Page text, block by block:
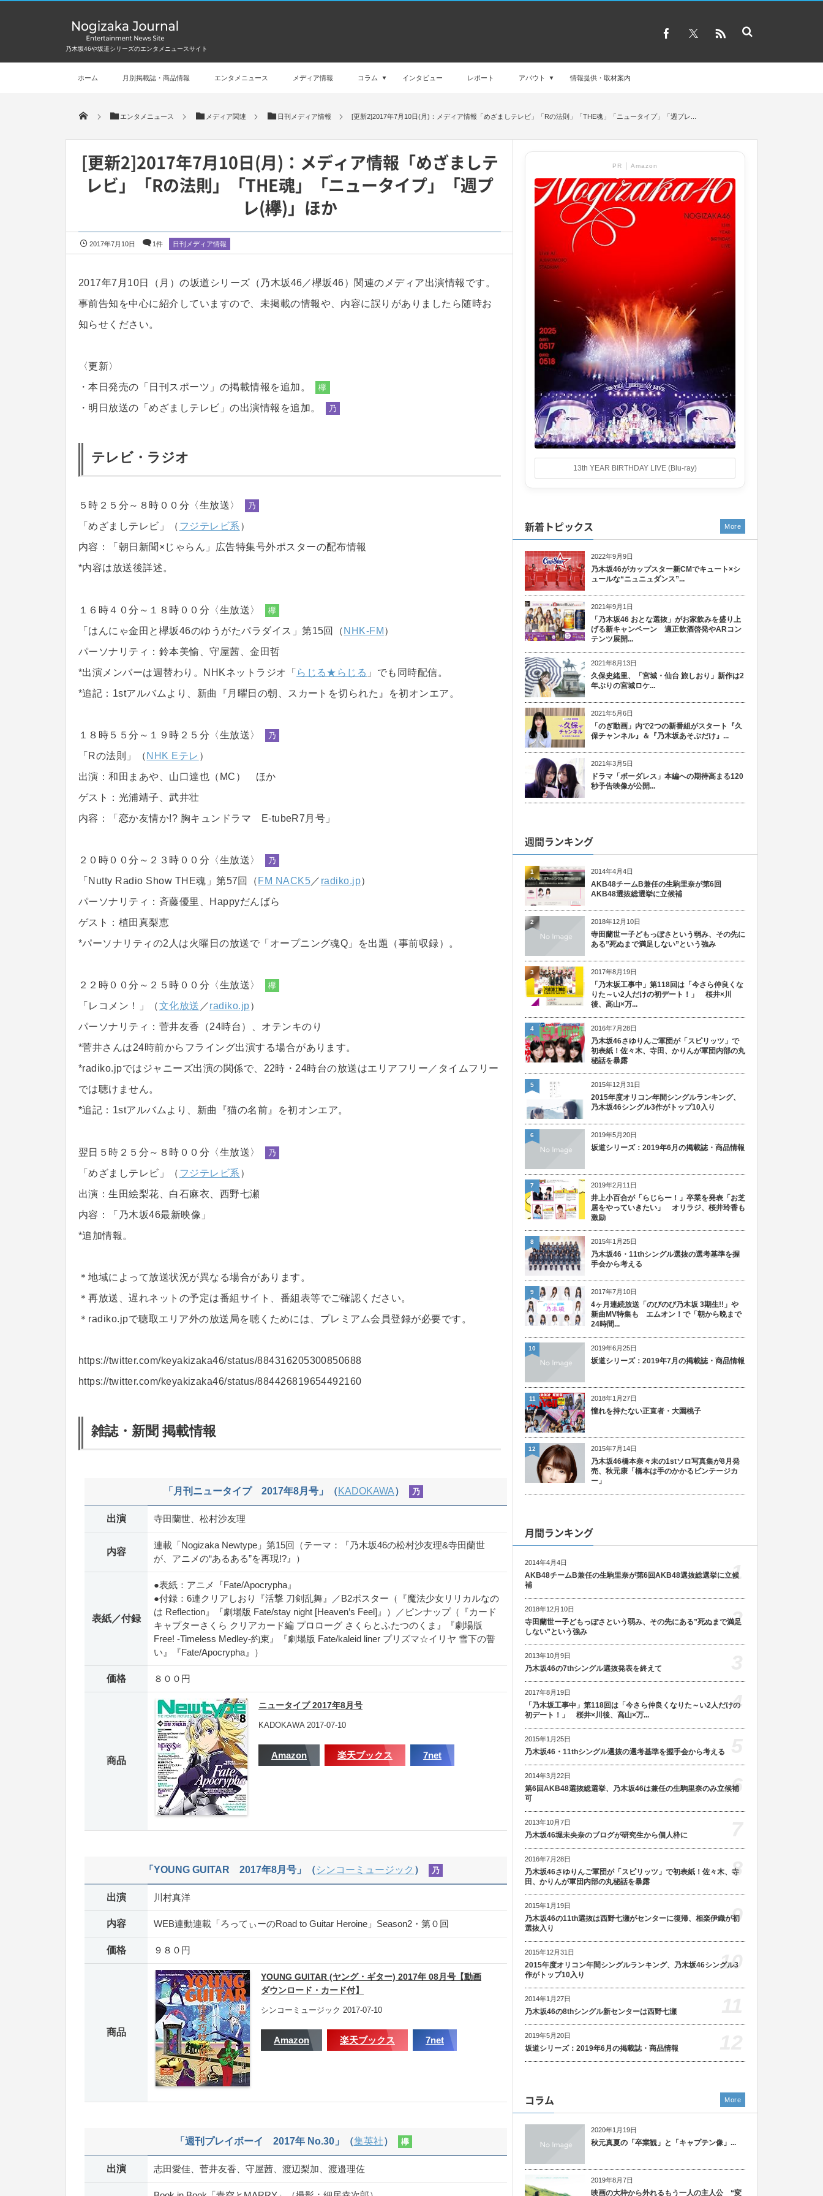
乃木坂46や坂道シリーズのエンタメニュースサイト
ホーム 月別掲載誌・商品情報 エンタメニュース メディア情報 コラム インタビュー レポート アバウト 情報提供・取材案内
エンタメニュース メディア関連 日刊メディア情報 [更新2]2017年7月10日(月)：メディア情報「めざましテレビ」「Rの法則」「THE魂」「ニュータイプ」「週プレ...
[更新2]2017年7月10日(月)：メディア情報「めざましテ
レビ」「Rの法則」「THE魂」「ニュータイプ」「週プ
レ(欅)」ほか
2017年7月10日 1件 日刊メディア情報
2017年7月10日（月）の坂道シリーズ（乃木坂46／欅坂46）関連のメディア出演情報です。
事前告知を中心に紹介していますので、未掲載の情報や、内容に誤りがありましたら随時お
知らせください。
〈更新〉
・本日発売の「日刊スポーツ」の掲載情報を追加。
欅
・明日放送の「めざましテレビ」の出演情報を追加。 乃
テレビ・ラジオ
５時２５分～８時００分〈生放送〉 乃
「めざましテレビ」（ フジテレビ系 ）
内容：「朝日新聞×じゃらん」広告特集号外ポスターの配布情報
*内容は放送後詳述。
１６時４０分～１８時００分〈生放送〉 欅
「はんにゃ金田と欅坂46のゆうがたパラダイス」第15回（ NHK-FM ）
パーソナリティ：鈴本美愉、守屋茜、金田哲
*出演メンバーは週替わり。NHKネットラジオ「 らじる★らじる 」でも同時配信。
*追記：1stアルバムより、新曲『月曜日の朝、スカートを切られた』を初オンエア。
１８時５５分～１９時２５分〈生放送〉 乃
「Rの法則」（ NHK Eテレ ）
出演：和田まあや、山口達也（MC） ほか
ゲスト：光浦靖子、武井壮
内容：「恋か友情か!? 胸キュンドラマ E-tubeR7月号」
２０時００分～２３時００分〈生放送〉 乃
「Nutty Radio Show THE魂」第57回（ FM NACK5 ／ radiko.jp）
パーソナリティ：斉藤優里、Happyだんばら
ゲスト：植田真梨恵
*パーソナリティの2人は火曜日の放送で「オープニング魂Q」を出題（事前収録）。
２２時００分～２５時００分〈生放送〉 欅
「レコメン！」（文化放送 ／radiko.jp）
パーソナリティ：菅井友香（24時台）、オテンキのり
*菅井さんは24時前からフライング出演する場合があります。
*radiko.jpではジャニーズ出演の関係で、22時・24時台の放送はエリアフリー／タイムフリー
では聴けません。
*追記：1stアルバムより、新曲『猫の名前』を初オンエア。
翌日５時２５分～８時００分〈生放送〉 乃
「めざましテレビ」（ フジテレビ系 ）
出演：生田絵梨花、白石麻衣、西野七瀬
内容：「乃木坂46最新映像」
*追加情報。
＊地域によって放送状況が異なる場合があります。
＊再放送、遅れネットの予定は番組サイト、番組表等でご確認ください。
＊radiko.jpで聴取エリア外の放送局を聴くためには、プレミアム会員登録が必要です。
https://twitter.com/keyakizaka46/status/884316205300850688
https://twitter.com/keyakizaka46/status/884426819654492160
雑誌・新聞 掲載情報
「月刊ニュータイプ 2017年8月号」（KADOKAWA） 乃
出演 寺田蘭世、松村沙友理
内容
連載「Nogizaka Newtype」第15回（テーマ：『乃木坂46の松村沙友理&寺田蘭世
が、アニメの“あるある”を再現!?』）
表紙／付録
●表紙：アニメ『Fate/Apocrypha』
●付録：6連クリアしおり『活撃 刀剣乱舞』／B2ポスター（『魔法少女リリカルなの
は Reflection』『劇場版 Fate/stay night [Heaven’s Feel]』）／ピンナップ（『カード
キャプターさくら クリアカード編 プロローグ さくらとふたつのくま』『劇場版
Free! -Timeless Medley-約束』『劇場版 Fate/kaleid liner プリズマ☆イリヤ 雪下の誓
い』『Fate/Apocrypha』）
価格 ８００円
商品
ニュータイプ 2017年8月号
KADOKAWA 2017-07-10
Amazon 楽天ブックス 7net
「YOUNG GUITAR 2017年8月号」（シンコーミュージック ） 乃
出演 川村真洋
内容 WEB連動連載「ろってぃーのRoad to Guitar Heroine」Season2・第０回
価格 ９８０円
商品
YOUNG GUITAR (ヤング・ギター) 2017年 08月号【動画
ダウンロード・カード付】
シンコーミュージック 2017-07-10
Amazon 楽天ブックス 7net
「週刊プレイボーイ 2017年 No.30」（集英社） 欅
出演 志田愛佳、菅井友香、守屋茜、渡辺梨加、渡邉理佐
PR │ Amazon
13th YEAR BIRTHDAY LIVE (Blu-ray)
新着トピックス
2022年9月9日
乃木坂46がカップスター新CMでキュート×シ
ュールな“ニュニュダンス”...
2021年9月1日
「乃木坂46 おとな選抜」がお家飲みを盛り上
げる新キャンペーン 適正飲酒啓発やARコン
テンツ展開...
2021年8月13日
久保史緒里、「宮城・仙台 旅しおり」新作は2
年ぶりの宮城ロケ...
2021年5月6日
「のぎ動画」内で2つの新番組がスタート『久
保チャンネル』＆『乃木坂あそぶだけ』...
2021年3月5日
ドラマ「ボーダレス」本編への期待高まる120
秒予告映像が公開...
More
週間ランキング
2014年4月4日
AKB48チームB兼任の生駒里奈が第6回
AKB48選抜総選挙に立候補
1
2018年12月10日
寺田蘭世ー子どもっぽさという弱み、その先に
ある”死ぬまで満足しない”という強み
2
2017年8月19日
「乃木坂工事中」第118回は「今さら仲良くな
りた～い2人だけの初デート！」 桜井×川
後、高山×万...
3
2016年7月28日
乃木坂46さゆりんご軍団が「スピリッツ」で
初表紙！佐々木、寺田、かりんが軍団内部の丸
秘話を暴露
4
2015年12月31日
2015年度オリコン年間シングルランキング、
乃木坂46シングル3作がトップ10入り
5
2019年5月20日
坂道シリーズ：2019年6月の掲載誌・商品情報
6
2019年2月11日
井上小百合が「らじらー！」卒業を発表「お芝
居をやっていきたい」 オリラジ、桜井玲香も
激励
7
2015年1月25日
乃木坂46・11thシングル選抜の選考基準を握
手会から考える
8
2017年7月10日
4ヶ月連続放送「のびのび乃木坂 3期生!!」や
新曲MV特集も エムオン！で「朝から晩まで
24時間...
9
2019年6月25日
坂道シリーズ：2019年7月の掲載誌・商品情報
10
2018年1月27日
憧れを持たない正直者・大園桃子
11
2015年7月14日
乃木坂46橋本奈々未の1stソロ写真集が8月発
売、秋元康「橋本は手のかかるビンテージカ
ー」
12
月間ランキング
2014年4月4日
AKB48チームB兼任の生駒里奈が第6回AKB48選抜総選挙に立候
補
1
2018年12月10日
寺田蘭世ー子どもっぽさという弱み、その先にある”死ぬまで満足
しない”という強み
2
2013年10月9日
乃木坂46の7thシングル選抜発表を終えて
2017年8月19日
「乃木坂工事中」第118回は「今さら仲良くなりた～い2人だけの
初デート！」 桜井×川後、高山×万...
4
2015年1月25日
乃木坂46・11thシングル選抜の選考基準を握手会から考える
2014年3月22日
第6回AKB48選抜総選挙、乃木坂46は兼任の生駒里奈のみ立候補
可
6
2013年10月7日
乃木坂46堀未央奈のブログが研究生から個人枠に
2016年7月28日
乃木坂46さゆりんご軍団が「スピリッツ」で初表紙！佐々木、寺
田、かりんが軍団内部の丸秘話を暴露
8
2015年1月19日
乃木坂46の11th選抜は西野七瀬がセンターに復帰、相楽伊織が初
選抜入り
9
2015年12月31日
2015年度オリコン年間シングルランキング、乃木坂46シングル3
作がトップ10入り
10
2014年1月27日
乃木坂46の8thシングル新センターは西野七瀬
2019年5月20日
坂道シリーズ：2019年6月の掲載誌・商品情報
コラム
2020年1月19日
秋元真夏の「卒業観」と「キャプテン像」...
2019年8月7日
映画の大枠から外れるもう一人の主人公 “変
More